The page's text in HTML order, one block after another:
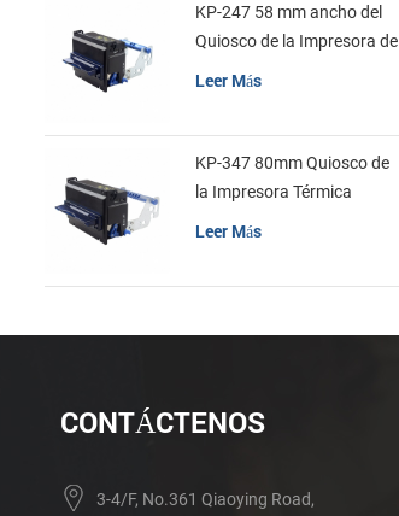
KP-247 58 mm ancho del
Quiosco de la Impresora de
Leer Más
KP-347 80mm Quiosco de
la Impresora Térmica
Leer Más
CONTÁCTENOS
3-4/F, No.361 Qiaoying Road,